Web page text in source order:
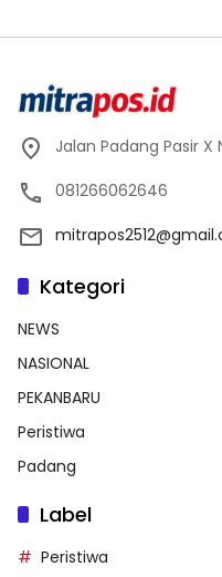
Jalan Padang Pasir X
081266062646
Kategori
NEWS
NASIONAL
PEKANBARU
Peristiwa
Padang
Label
Peristiwa